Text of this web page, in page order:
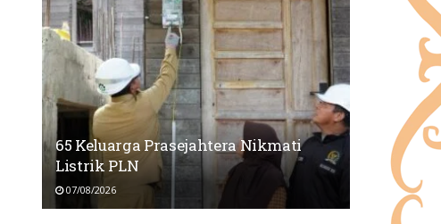
65 Keluarga Prasejahtera Nikmati
Listrik PLN
07/08/2026